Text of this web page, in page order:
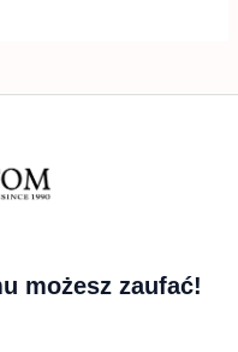
możesz zaufać!